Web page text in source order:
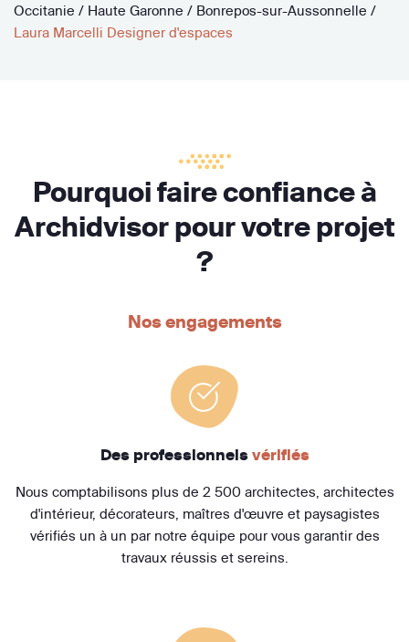
Occitanie / Haute Garonne / Bonrepos-sur-Aussonnelle /
Laura Marcelli Designer d'espaces
Pourquoi faire confiance à
Archidvisor pour votre projet
?
Nos engagements
Des professionnels vérifiés
Nous comptabilisons plus de 2 500 architectes, architectes
d'intérieur, décorateurs, maîtres d'œuvre et paysagistes
vérifiés un à un par notre équipe pour vous garantir des
travaux réussis et sereins.